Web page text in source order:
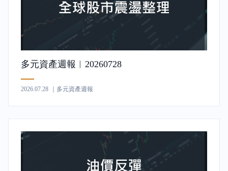
多元資產週報︱20260728
2026.07.28 ｜多元資產週報